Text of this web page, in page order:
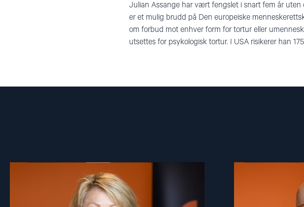
Julian Assange har vært fengslet i snart fem år
er et mulig brudd på Den europeiske
om forbud mot enhver form for tortur eller
utsettes for psykologisk tortur. I USA risikerer han
article
"Berit
Lindeman"